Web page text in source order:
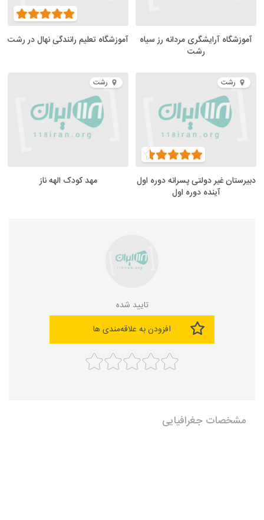
آموزشگاه آرایشگری مردانه رز سیاه
رشت
آموزشگاه تعلیم رانندگی نهال در رشت
رشت
دبیرستان غیر دولتی پسرانه دوره اول
آینده دوره اول
رشت
مهد کودک الهه ناز
تایید شده
افزودن به علاقه‌مندی ها
مشخصات جغرافیایی